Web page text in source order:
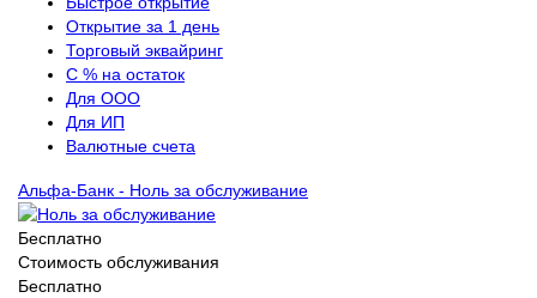
Открытие за 1 день
Торговый эквайринг
С % на остаток
Для ООО
Для ИП
Валютные счета
Альфа-Банк - Ноль за обслуживание
Бесплатно
Стоимость обслуживания
Бесплатно